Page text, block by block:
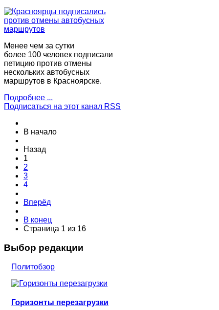
Менее чем за сутки
более 100 человек подписали
петицию против отмены
нескольких автобусных
маршрутов в Красноярске.
Подробнее ...
Подписаться на этот канал RSS
В начало
Назад
1
2
3
4
Вперёд
В конец
Страница 1 из 16
Выбор редакции
Политобзор
Горизонты перезагрузки